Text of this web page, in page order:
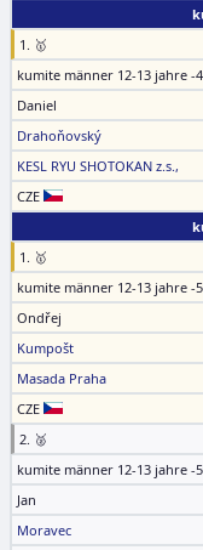
1. 🥇
kumite männer 12-13 jahre -
Daniel
Drahoňovský
KESL RYU SHOTOKAN z.s.,
CZE
1. 🥇
kumite männer 12-13 jahre -
Ondřej
Kumpošt
Masada Praha
CZE
2. 🥈
kumite männer 12-13 jahre -
Jan
Moravec